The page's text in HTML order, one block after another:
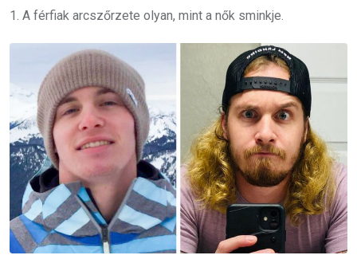
1. A férfiak arcszőrzete olyan, mint a nők sminkje.